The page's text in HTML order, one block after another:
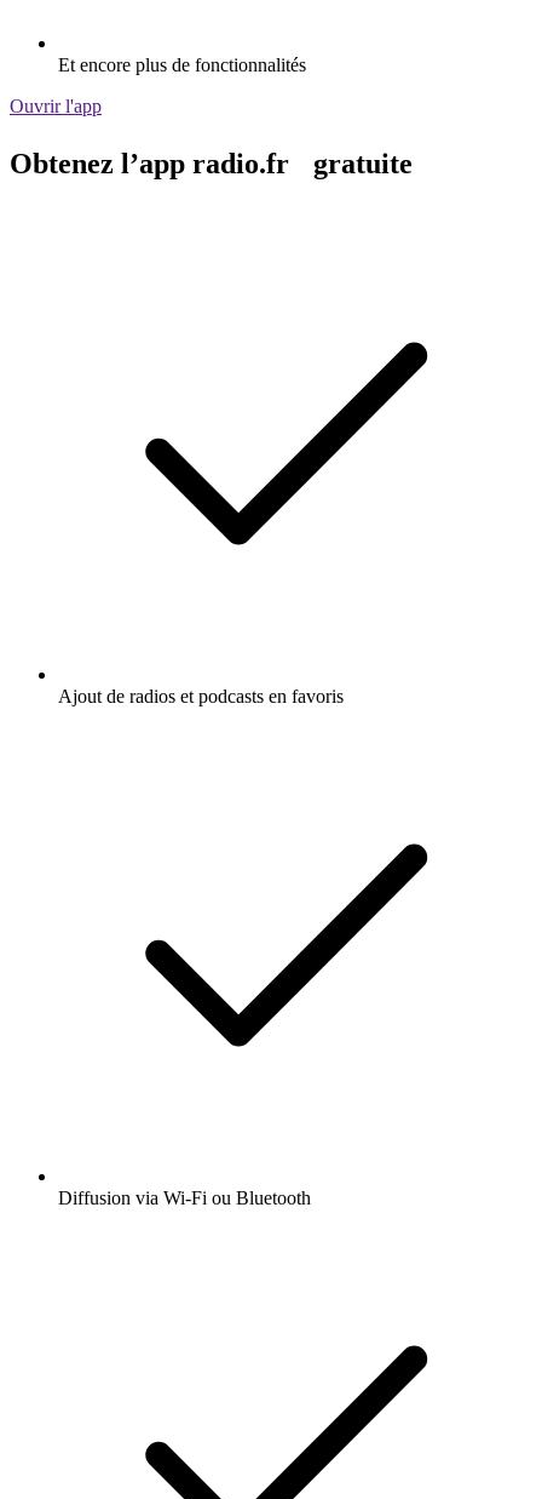
Et encore plus de fonctionnalités
Ouvrir l'app
Obtenez l’app radio.fr gratuite
Ajout de radios et podcasts en favoris
Diffusion via Wi-Fi ou Bluetooth